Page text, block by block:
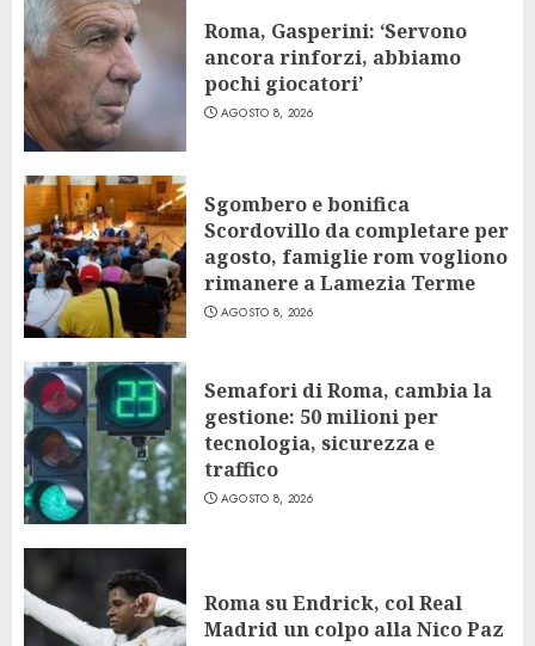
Roma, Gasperini: ‘Servono
ancora rinforzi, abbiamo
pochi giocatori’
AGOSTO 8, 2026
Sgombero e bonifica
Scordovillo da completare per
agosto, famiglie rom vogliono
rimanere a Lamezia Terme
AGOSTO 8, 2026
Semafori di Roma, cambia la
gestione: 50 milioni per
tecnologia, sicurezza e
traffico
AGOSTO 8, 2026
Roma su Endrick, col Real
Madrid un colpo alla Nico Paz